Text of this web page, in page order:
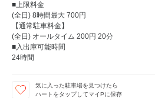
■上限料金
(全日) 8時間最大 700円
【通常駐車料金】
(全日) オールタイム 200円 20分
■入出庫可能時間
24時間
気に入った駐車場を見つけたら
ハートをタップしてマイPに保存